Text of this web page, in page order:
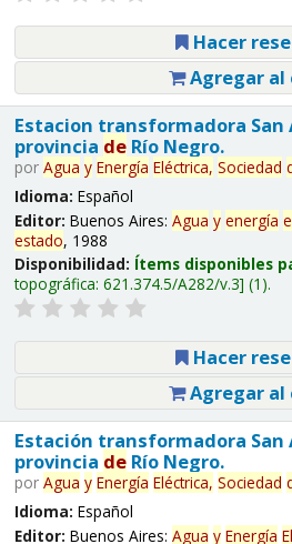
Hacer
Agregar al
Estacion transformadora San
provincia deRío Negro.
por Agua y Energía Eléctrica, Sociedad
Idioma: Español
Editor: Buenos Aires: Agua y energía
estado, 1988
Disponibilidad: Ítems disponibles
topográfica: 621.374.5/A282/v.3 (1).
Hacer
Agregar al
Estación transformadora San
provincia deRío Negro.
por Agua y Energía Eléctrica, Sociedad
Idioma: Español
Editor: Buenos Aires: Agua y Energía